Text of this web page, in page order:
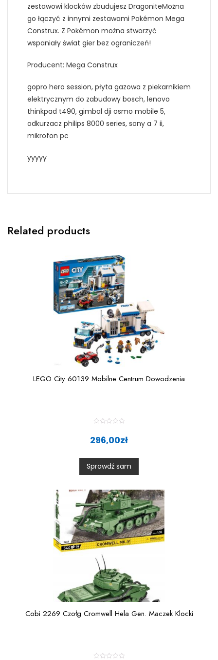
zestawowi klocków zbudujesz DragoniteMożna
go łączyć z innymi zestawami Pokémon Mega
Construx.​ Z Pokémon można stworzyć
wspaniały świat gier bez ograniczeń!
Producent: Mega Construx
gopro hero session, płyta gazowa z piekarnikiem
elektrycznym do zabudowy bosch, lenovo
thinkpad t490, gimbal dji osmo mobile 5,
odkurzacz philips 8000 series, sony a 7 ii,
mikrofon pc
yyyyy
Related products
LEGO City 60139 Mobilne Centrum Dowodzenia
t
0
o
t
5
296,00zł
Sprawdź sam
Cobi 2269 Czołg Cromwell Hela Gen. Maczek Klocki